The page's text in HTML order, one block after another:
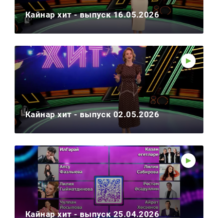
Кайнар хит - выпуск 16.05.2026
Кайнар хит - выпуск 02.05.2026
Кайнар хит - выпуск 25.04.2026